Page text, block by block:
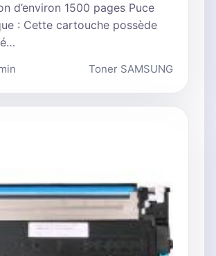
d’environ 1500 pages Puce
: Cette cartouche possède
Toner SAMSUNG